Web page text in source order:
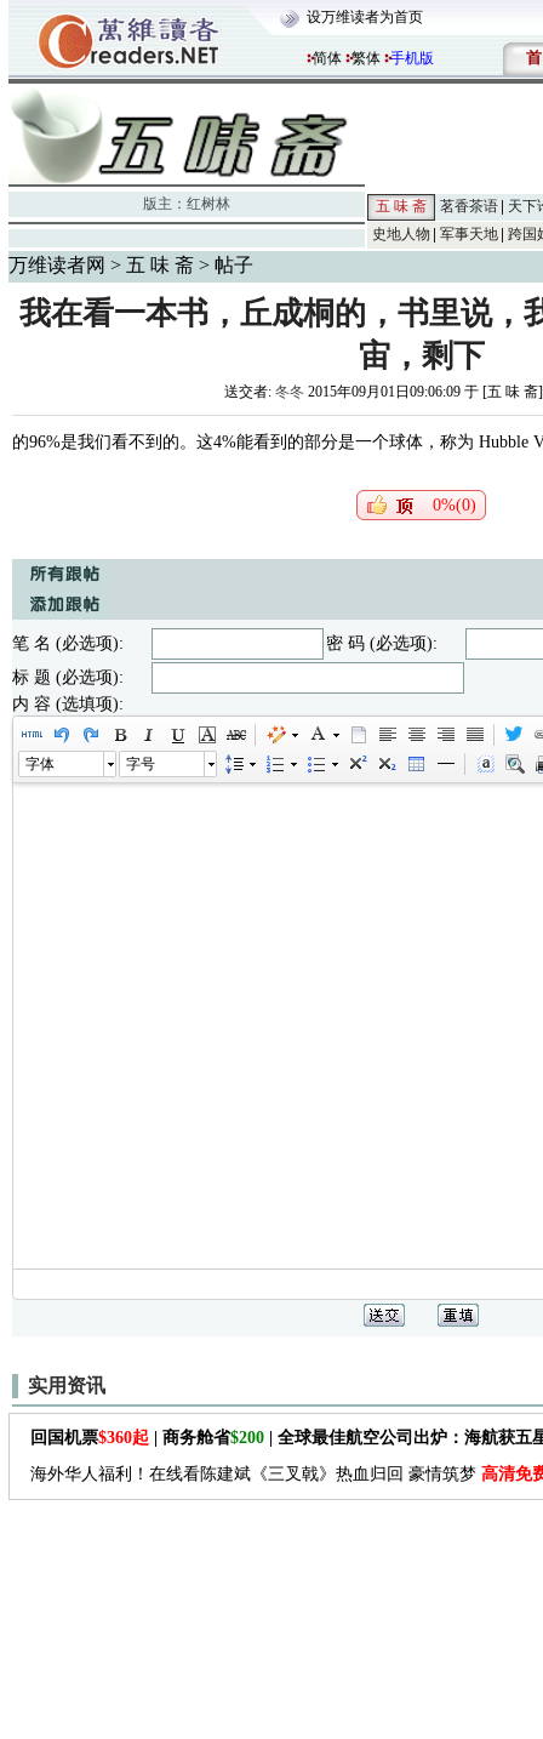
设万维读者为首页
简体 繁体 手机版 首
版主： 红树林 五 味 斋 茗香茶语
天下
史地人物
军事天地 跨国
万维读者网 > 五 味 斋 > 帖子
我在看一本书，丘成桐的，书里说，
宙，剩下
送交者: 冬冬 2015年09月01日09:06:09 于 [五 味
的96%是我们看不到的。这4%能看到的部分是一个球体，称为 Hubble
0%(0)
笔 名 (必选项):
密 码 (必选项):
标 题 (必选项):
内 容 (选填项):
字体 字号
实用资讯
回国机票$360起 | 商务舱省$200 | 全球最佳航空公司出炉：海航获五
海外华人福利！在线看陈建斌《三叉戟》热血归回 豪情筑梦 高清免